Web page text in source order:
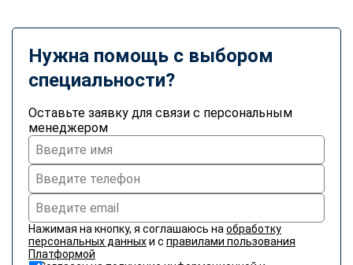
Нужна помощь с выбором
специальности?
Оставьте заявку для связи с персональным
менеджером
Нажимая на кнопку, я соглашаюсь на обработку
персональных данныхи с правилами пользования
Платформой
Vkontakte
Max